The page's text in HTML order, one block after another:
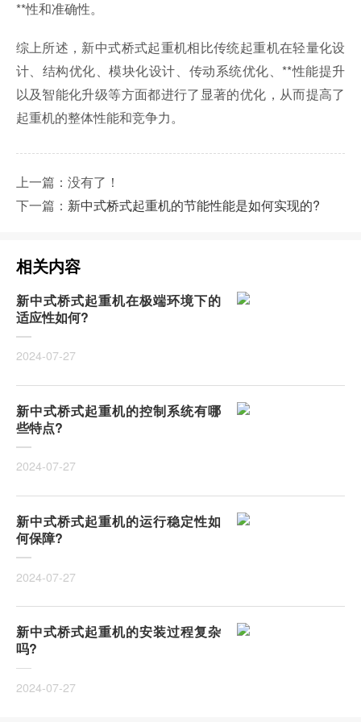
**性和准确性。
综上所述，新中式桥式起重机相比传统起重机在轻量化设
计、结构优化、模块化设计、传动系统优化、**性能提升
以及智能化升级等方面都进行了显著的优化，从而提高了
起重机的整体性能和竞争力。
上一篇：没有了！
下一篇： 新中式桥式起重机的节能性能是如何实现的?
相关内容
新中式桥式起重机在极端环境下的
适应性如何?
2024-07-27
新中式桥式起重机的控制系统有哪
些特点?
2024-07-27
新中式桥式起重机的运行稳定性如
何保障?
2024-07-27
新中式桥式起重机的安装过程复杂
吗?
2024-07-27